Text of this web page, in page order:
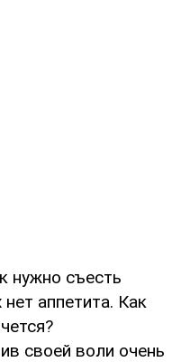
нужно съесть
аппетита. Как
своей воли очень